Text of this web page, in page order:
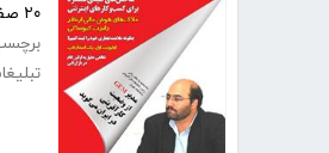
۲۰ صفحه